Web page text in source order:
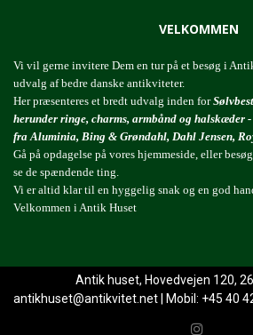
VELKOMMEN
Vi vil gerne invitere Dem en tur på et besøg i
udvalg af bedre danske antikviteter.
Her præsenteres et bredt udvalg inden for
herunder ringe, charms, armbånd og halskæder
fra Aluminia, Bing & Grøndahl, Dahl Jensen,
Gå på opdagelse på vores hjemmeside, eller
se de spændende ting.
Vi er altid klar til en hyggelig snak og en god
Velkommen i Antik Huset
Antik huset, Hovedvejen 120,
antikhuset@antikvitet.net| Mobil: +45 40